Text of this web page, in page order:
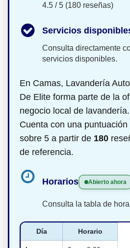
4.5 / 5 (180 reseñas)
Servicios
Consulta directamente
servicios disponibles.
En Camas, Lavandería
De Elite forma parte de la
negocio local de lavandería.
Cuenta con una
sobre 5 a partir de 180
de referencia.
Horarios Abierto ahora
Consulta la tabla de
Día Horario